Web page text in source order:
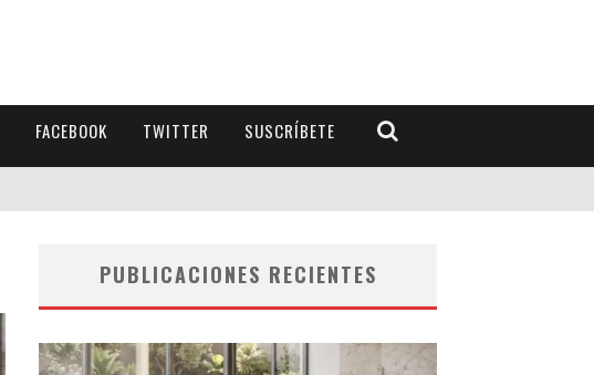
FACEBOOK TWITTER SUSCRÍBETE
PUBLICACIONES RECIENTES